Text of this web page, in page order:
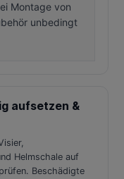
Montage von
unbedingt
aufsetzen &
Helmschale auf
Beschädigte